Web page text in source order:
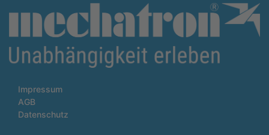
Impressum
AGB
Datenschutz